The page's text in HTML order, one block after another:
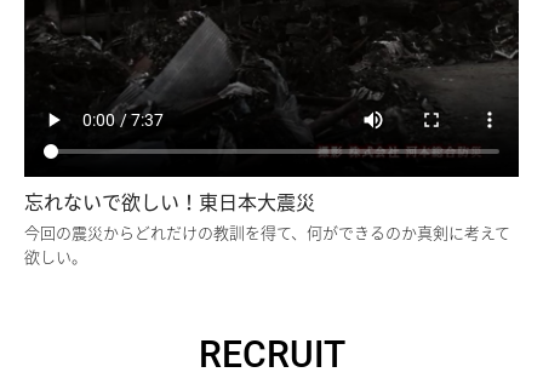
忘れないで欲しい！東日本大震災
今回の震災からどれだけの教訓を得て、何ができるのか真剣に考えて
欲しい。
RECRUIT